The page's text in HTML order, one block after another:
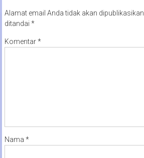
Alamat email Anda tidak akan dipublikasikan.
ditandai *
Komentar*
Nama *